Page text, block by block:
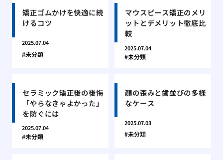
矯正ゴムかけを快適に続
けるコツ
2025.07.04
未分類
マウスピース矯正のメリ
ットとデメリット徹底比
較
2025.07.04
未分類
セラミック矯正後の後悔
「やらなきゃよかった」
を防ぐには
2025.07.04
未分類
顔の歪みと歯並びの多様
なケース
2025.07.03
未分類